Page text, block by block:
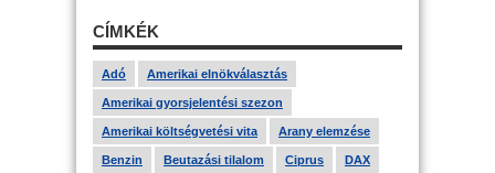
CÍMKÉK
Adó Amerikai elnökválasztás
Amerikai gyorsjelentési szezon
Amerikai költségvetési vita Arany elemzése
Benzin Beutazási tilalom Ciprus DAX